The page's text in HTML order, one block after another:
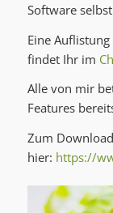
Software
Eine
findet Ihr im
Alle von mir
Features
Zum Download
hier: https://